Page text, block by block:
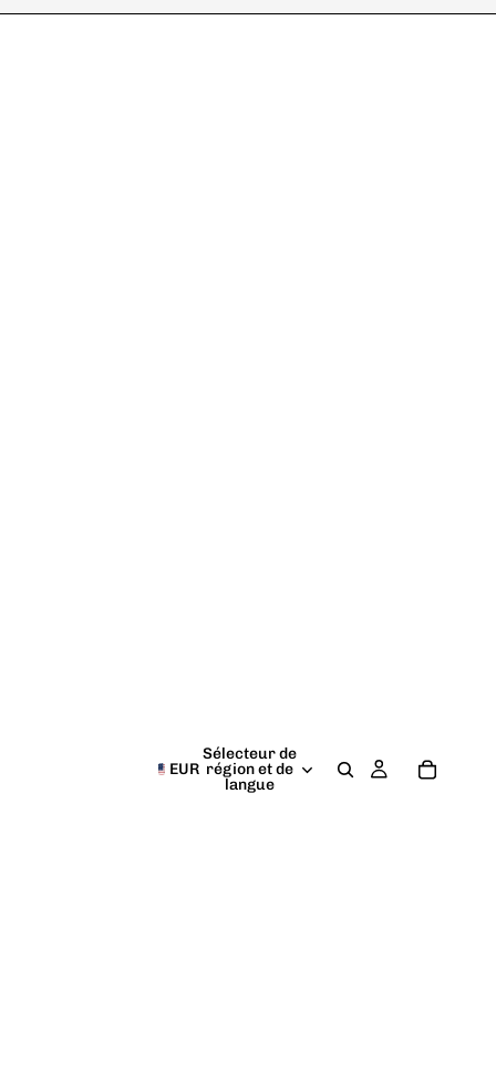
EUR
Sélecteur de
région et de
langue